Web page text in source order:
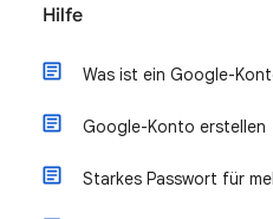
Hilfe
Was ist ein Google-
Google-Konto erstellen
Starkes Passwort für